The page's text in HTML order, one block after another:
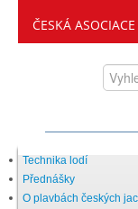
ČESKÁ
Home
Technika lodí
Přednášky
O plavbách českých